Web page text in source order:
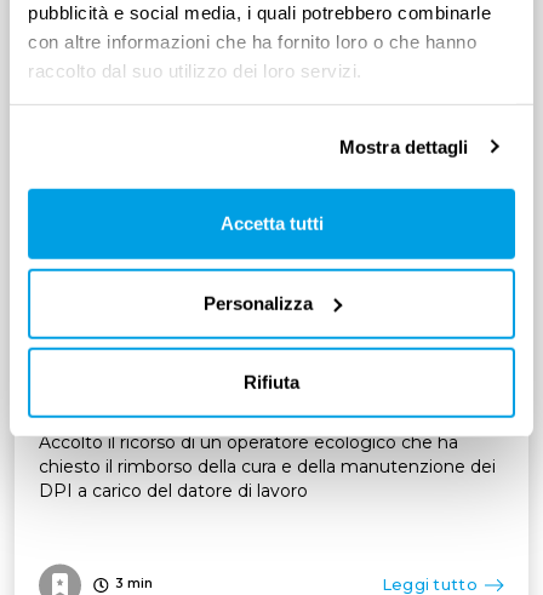
pubblicità e social media, i quali potrebbero combinarle
con altre informazioni che ha fornito loro o che hanno
raccolto dal suo utilizzo dei loro servizi.
Mostra dettagli
Accetta tutti
Personalizza
Rifiuta
Manutenzione DPI: su chi ricadono
di protezione individuale
Accolto il ricorso di un operatore ecologico che ha
chiesto il rimborso della cura e della manutenzione dei
DPI a carico del datore di lavoro
3 min Leggi tutto